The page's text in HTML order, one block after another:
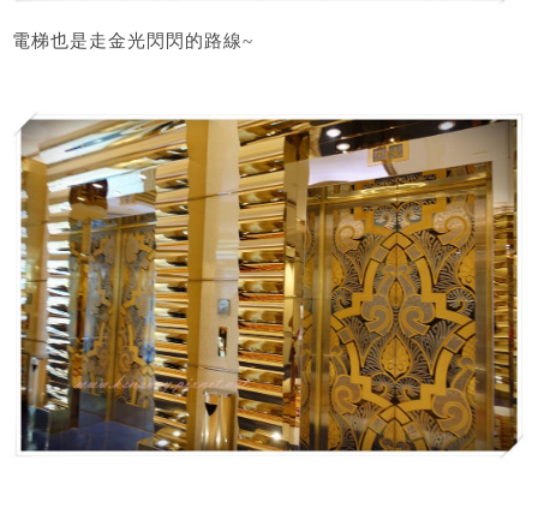
電梯也是走金光閃閃的路線~